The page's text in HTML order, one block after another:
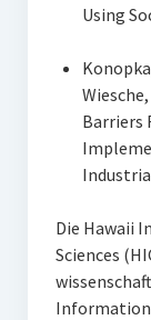
Using
Barriers
Die Hawaii
Sciences